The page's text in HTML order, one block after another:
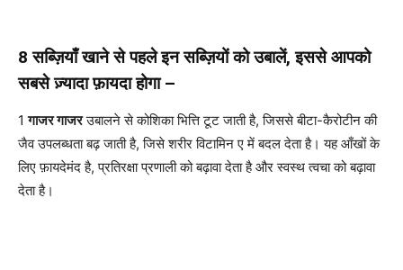
8 सब्ज़ियाँ खाने से पहले इन सब्ज़ियों को उबालें, इससे आपको
सबसे ज़्यादा फ़ायदा होगा –
1गाजर गाजरउबालने से कोशिका भित्ति टूट जाती है, जिससे बीटा-कैरोटीन की
जैव उपलब्धता बढ़ जाती है, जिसे शरीर विटामिन ए में बदल देता है। यह आँखों के
लिए फ़ायदेमंद है, प्रतिरक्षा प्रणाली को बढ़ावा देता है और स्वस्थ त्वचा को बढ़ावा
देता है।